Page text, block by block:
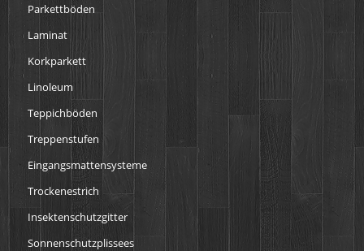
Parkettböden
Laminat
Korkparkett
Linoleum
Teppichböden
Treppenstufen
Eingangsmattensysteme
Trockenestrich
Insektenschutzgitter
Sonnenschutzplissees